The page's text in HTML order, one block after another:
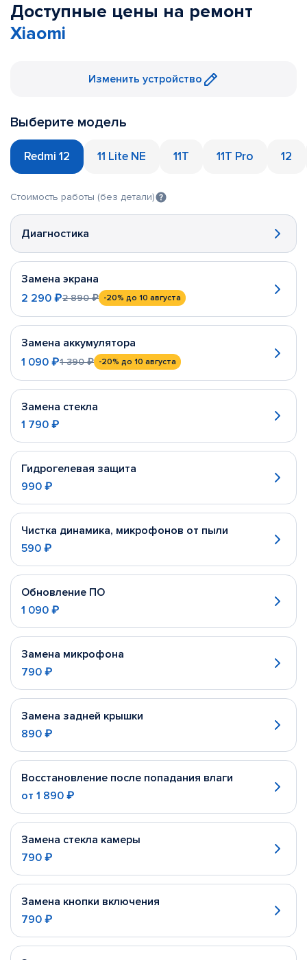
Доступные цены на ремонт
Xiaomi
Изменить устройство
Выберите модель
Redmi 12 11 Lite NE 11T 11T Pro 12
Стоимость работы (без детали)
Диагностика
Замена экрана
2 290 ₽2 890 ₽ -20% до 10 августа
Замена аккумулятора
1 090 ₽1 390 ₽ -20% до 10 августа
Замена стекла
1 790 ₽
Гидрогелевая защита
990 ₽
Чистка динамика, микрофонов от пыли
590 ₽
Обновление ПО
1 090 ₽
Замена микрофона
790 ₽
Замена задней крышки
890 ₽
Восстановление после попадания влаги
от 1 890 ₽
Замена стекла камеры
790 ₽
Замена кнопки включения
790 ₽